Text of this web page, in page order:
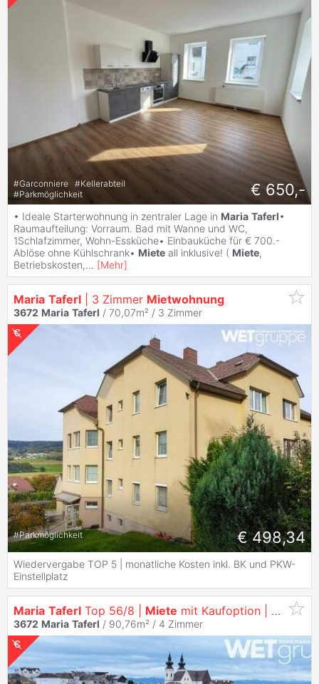
#Garconniere #Kellerabteil
#Parkmöglichkeit € 650,-
• Ideale Starterwohnung in zentraler Lage in Maria Taferl•
Raumaufteilung: Vorraum. Bad mit Wanne und WC,
1Schlafzimmer, Wohn-Essküche• Einbauküche für € 700.-
Ablöse ohne Kühlschrank• Miete all inklusive! ( Miete,
Betriebskosten,... [Mehr]
Maria Taferl | 3 Zimmer Mietwohnung
3672 Maria Taferl / 70,07m² / 3 Zimmer
#Parkmöglichkeit € 498,34
Wiedervergabe TOP 5 | monatliche Kosten inkl. BK und PKW-
Einstellplatz
Maria Taferl Top 56/8 | Miete mit Kaufoption | ca. 91 m²
3672 Maria Taferl / 90,76m² / 4 Zimmer